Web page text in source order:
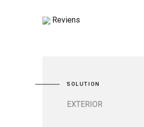
Reviens
SOLUTION
EXTERIOR